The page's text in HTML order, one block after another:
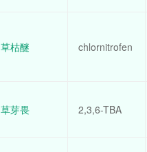
草枯醚 chlornitrofen
草芽畏 2,3,6-TBA